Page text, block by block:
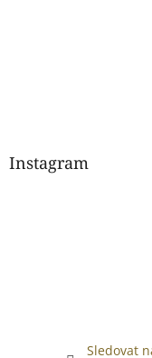
Instagram
Sledovat